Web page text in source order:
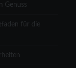
Genuss
für die